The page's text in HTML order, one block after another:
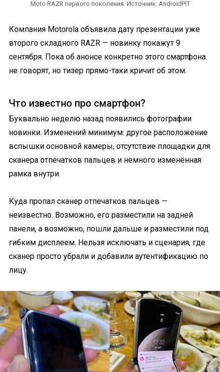
Moto RAZR первого поколения. Источник: AndroidPIT
Компания Motorola объявила дату презентации уже
второго складного RAZR — новинку покажут 9
сентября. Пока об анонсе конкретно этого смартфона
не говорят, но тизер прямо-таки кричит об этом.
Что известно про смартфон?
Буквально неделю назад появились фотографии
новинки. Изменений минимум: другое расположение
вспышки основной камеры, отсутствие площадки для
сканера отпечатков пальцев и немного изменённая
рамка внутри.
Куда пропал сканер отпечатков пальцев —
неизвестно. Возможно, его разместили на задней
панели, а возможно, пошли дальше и разместили под
гибким дисплеем. Нельзя исключать и сценария, где
сканер просто убрали и добавили аутентификацию по
лицу.